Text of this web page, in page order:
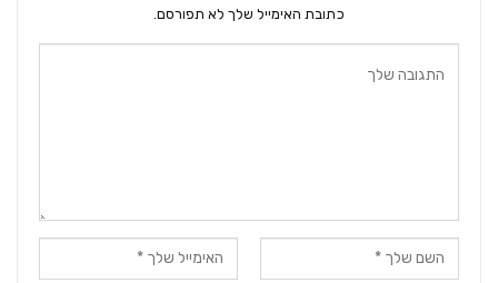
כתובת האימייל שלך לא תפורסם.